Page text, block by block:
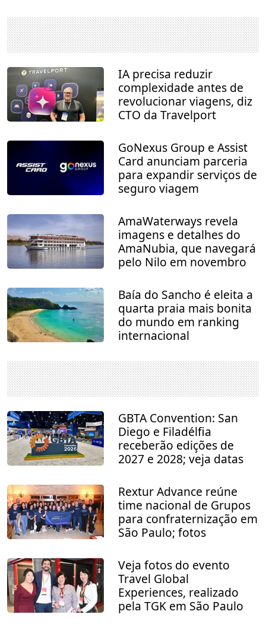
IA precisa reduzir
complexidade antes de
revolucionar viagens, diz
CTO da Travelport
GoNexus Group e Assist
Card anunciam parceria
para expandir serviços de
seguro viagem
AmaWaterways revela
imagens e detalhes do
AmaNubia, que navegará
pelo Nilo em novembro
Baía do Sancho é eleita a
quarta praia mais bonita
do mundo em ranking
internacional
GBTA Convention: San
Diego e Filadélfia
receberão edições de
2027 e 2028; veja datas
Rextur Advance reúne
time nacional de Grupos
para confraternização em
São Paulo; fotos
Veja fotos do evento
Travel Global
Experiences, realizado
pela TGK em São Paulo